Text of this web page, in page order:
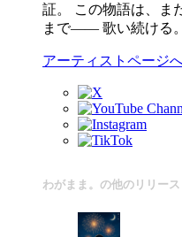
証。 この物語は、ま
まで—— 歌い続ける。
アーティストページ
わがまま。の他のリリース